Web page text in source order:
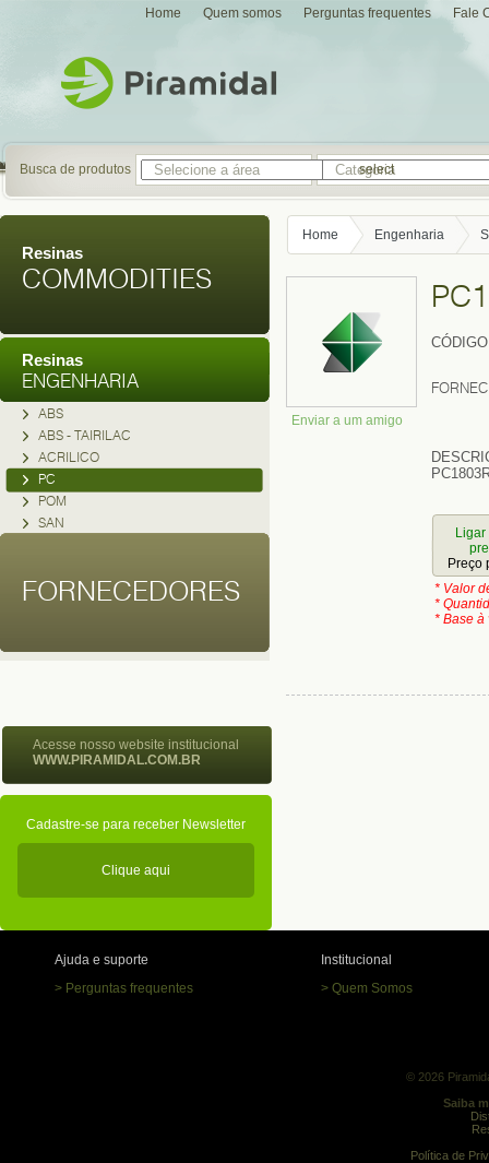
Home Quem somos Perguntas frequentes Fale
Busca de produtos select
Resinas
COMMODITIES
Resinas
ENGENHARIA
ABS
ABS - TAIRILAC
ACRILICO
PC
POM
SAN
FORNECEDORES
Acesse nosso website institucional
WWW.PIRAMIDAL.COM.BR
Cadastre-se para receber Newsletter
Clique aqui
Home Engenharia
Enviar a um amigo
Preço
* Valor
*
* Base à
Ajuda e suporte
> Perguntas frequentes
Institucional
> Quem Somos
© 2026
Saiba
Política de